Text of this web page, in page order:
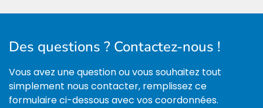
Des questions ? Contactez-nous !
Vous avez une question ou vous souhaitez tout
simplement nous contacter, remplissez ce
formulaire ci-dessous avec vos coordonnées.